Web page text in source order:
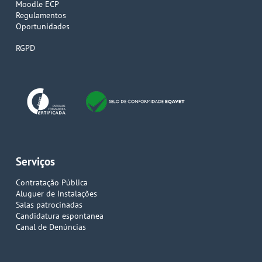
Moodle ECP
Regulamentos
Oportunidades
RGPD
Serviços
Contratação Pública
Aluguer de Instalações
Salas patrocinadas
Candidatura espontanea
Canal de Denúncias